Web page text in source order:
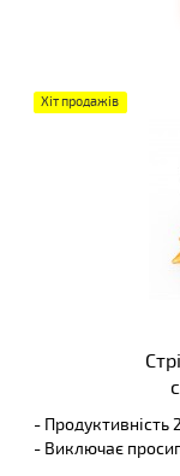
Хіт продажів
- Продуктивність
- Виключає